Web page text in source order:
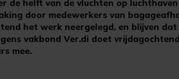
de helft van de vluchten op
door medewerkers van
het werk neergelegd, en blijven
vakbond Ver.di doet
mee.